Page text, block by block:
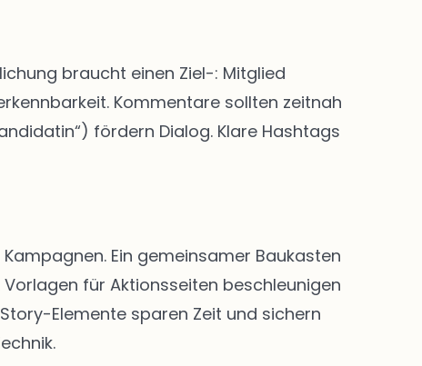
braucht einen Ziel-: Mitglied
Kommentare sollten zeitnah
fördern Dialog. Klare Hashtags
Ein gemeinsamer Baukasten
für Aktionsseiten beschleunigen
Elemente sparen Zeit und sichern